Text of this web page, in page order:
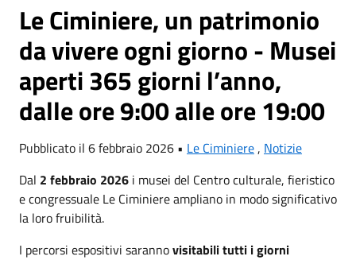
Le Ciminiere, un patrimonio
da vivere ogni giorno - Musei
aperti 365 giorni l’anno,
dalle ore 9:00 alle ore 19:00
Pubblicato il 6 febbraio 2026 • Le Ciminiere, Notizie
Dal 2 febbraio 2026 i musei del Centro culturale, fieristico
e congressuale Le Ciminiere ampliano in modo significativo
la loro fruibilità.
I percorsi espositivi sarannovisitabili tutti i giorni